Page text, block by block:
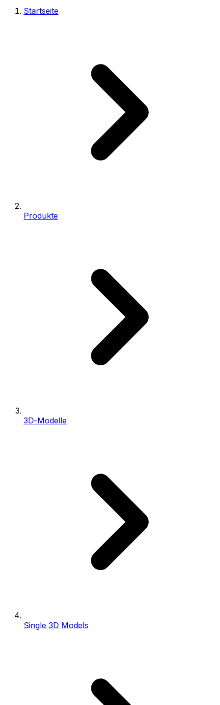
Startseite
Produkte
3D-Modelle
Single 3D Models